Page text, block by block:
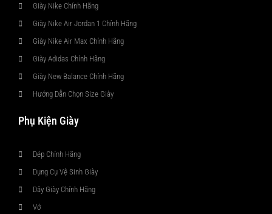
Giày Nike Chính Hãng
Giày Nike Air Jordan 1 Chính Hãng
Giày Nike Air Max Chính Hãng
Giày Adidas Chính Hãng
Giày New Balance Chính Hãng
Hướng Dẫn Chọn Size Giày
Phụ Kiện Giày
Dép Chính Hãng
Dụng Cụ Vệ Sinh Giày
Dây Giày Chính Hãng
Vớ